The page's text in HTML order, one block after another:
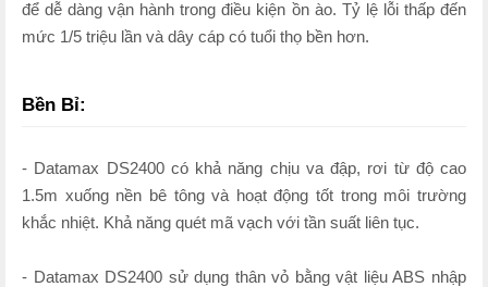
để dễ dàng vận hành trong điều kiện ồn ào. Tỷ lệ lỗi thấp đến
mức 1/5 triệu lần và dây cáp có tuổi thọ bền hơn.
Bền Bỉ:
- Datamax DS2400 có khả năng chịu va đập, rơi từ độ cao
1.5m xuống nền bê tông và hoạt động tốt trong môi trường
khắc nhiệt. Khả năng quét mã vạch với tần suất liên tục.
- Datamax DS2400 sử dụng thân vỏ bằng vật liệu ABS nhập